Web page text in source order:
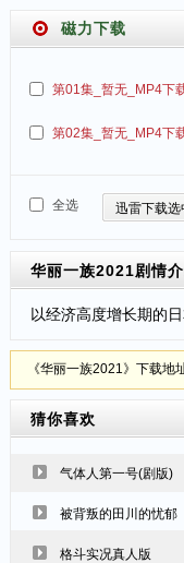
磁力下载
第01集_暂无_MP4下
第02集_暂无_MP4下
全选 迅雷下载
华丽一族2021剧情
以经济高度增长期的
《华丽一族2021》下载地
猜你喜欢
气体人第一号(剧版)
被背叛的田川的忧郁
格斗实况真人版